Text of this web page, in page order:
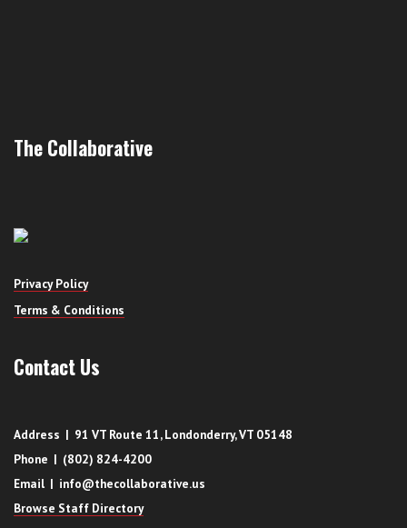
The Collaborative
Privacy Policy
Terms & Conditions
Contact Us
Address | 91 VT Route 11, Londonderry, VT 05148
Phone | (802) 824-4200
Email | info@thecollaborative.us
Browse Staff Directory